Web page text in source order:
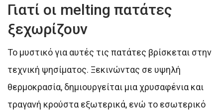
Γιατί οι melting πατάτες
ξεχωρίζουν
Το μυστικό για αυτές τις πατάτες βρίσκεται στην
τεχνική ψησίματος. Ξεκινώντας σε υψηλή
θερμοκρασία, δημιουργείται μια χρυσαφένια και
τραγανή κρούστα εξωτερικά, ενώ το εσωτερικό